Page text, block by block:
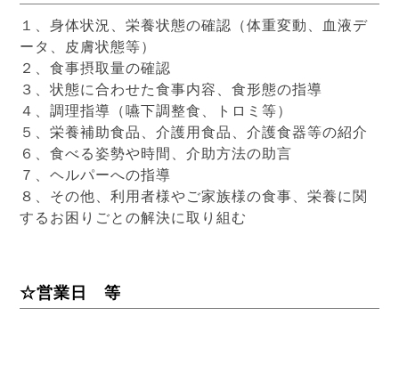
１、身体状況、栄養状態の確認（体重変動、血液デ
ータ、皮膚状態等）
２、食事摂取量の確認
３、状態に合わせた食事内容、食形態の指導
４、調理指導（嚥下調整食、トロミ等）
５、栄養補助食品、介護用食品、介護食器等の紹介
６、食べる姿勢や時間、介助方法の助言
７、ヘルパーへの指導
８、その他、利用者様やご家族様の食事、栄養に関
するお困りごとの解決に取り組む
☆営業日 等